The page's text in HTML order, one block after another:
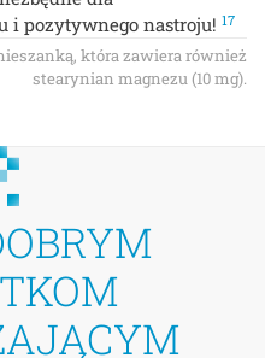
i pozytywnego nastroju! 17
która zawiera również
stearynian magnezu (10 mg).